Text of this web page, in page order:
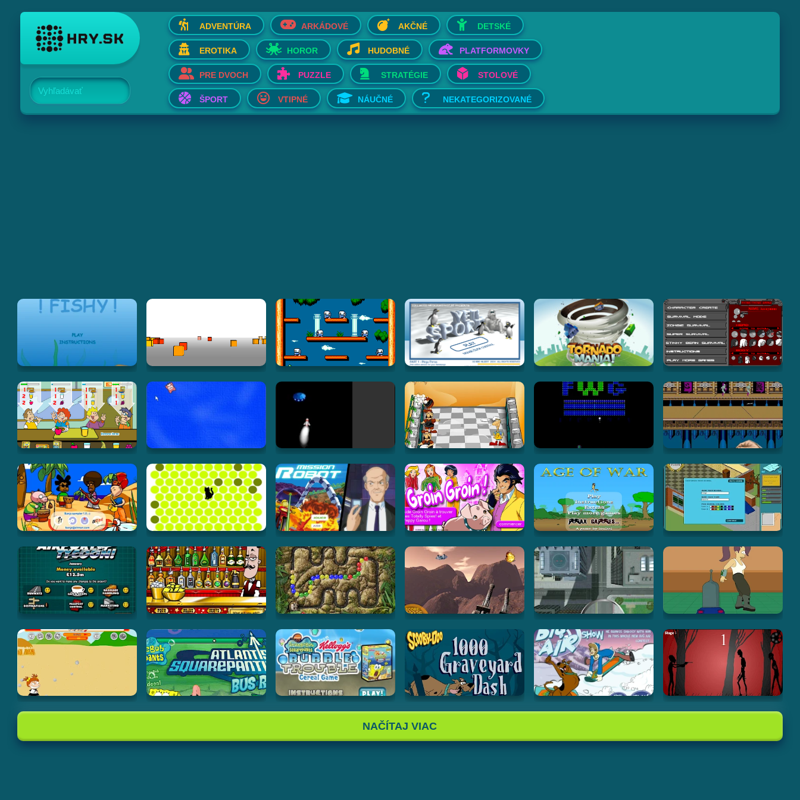
Vyhľadávať
ADVENTÚRA ARKÁDOVÉ AKČNÉ DETSKÉ
EROTIKA HOROR HUDOBNÉ PLATFORMOVKY
PRE DVOCH PUZZLE STRATÉGIE STOLOVÉ
ŠPORT VTIPNÉ NÁUČNÉ NEKATEGORIZOVANÉ
NAČÍTAJ VIAC